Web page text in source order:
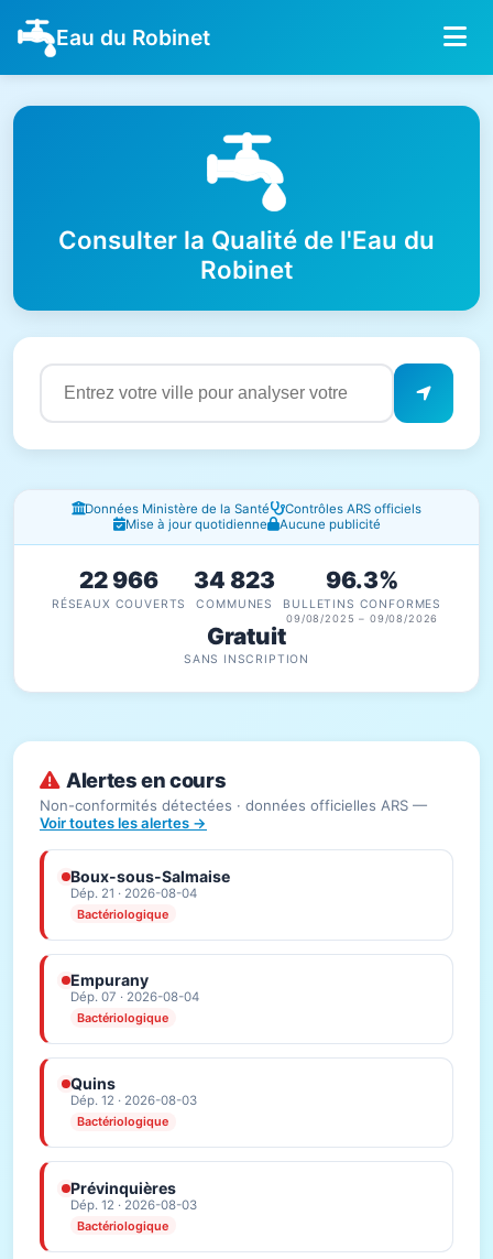
Eau du Robinet
Consulter la Qualité de l'Eau du
Robinet
Résultats de qualité de l'eau
Fenêtres d'information
Données Ministère de la Santé
Contrôles ARS officiels
Mise à jour quotidienne
Aucune publicité
22 966
RÉSEAUX COUVERTS
34 823
COMMUNES
96.3%
BULLETINS CONFORMES
09/08/2025 – 09/08/2026
Gratuit
SANS INSCRIPTION
Alertes en cours
Non-conformités détectées · données officielles ARS —
Voir toutes les alertes →
Boux-sous-Salmaise
Dép. 21 · 2026-08-04
Bactériologique
Empurany
Dép. 07 · 2026-08-04
Bactériologique
Quins
Dép. 12 · 2026-08-03
Bactériologique
Prévinquières
Dép. 12 · 2026-08-03
Bactériologique